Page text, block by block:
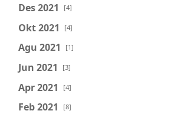
Des 2021 [4]
Okt 2021 [4]
Agu 2021 [1]
Jun 2021 [3]
Apr 2021 [4]
Feb 2021 [8]